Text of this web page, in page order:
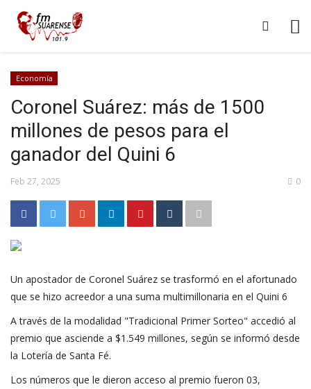
Economía
Coronel Suárez: más de 1500
millones de pesos para el
ganador del Quini 6
Feb 27, 2025 0
Un apostador de Coronel Suárez se trasformó en el afortunado
que se hizo acreedor a una suma multimillonaria en el Quini 6
A través de la modalidad "Tradicional Primer Sorteo" accedió al
premio que asciende a $1.549 millones, según se informó desde
la Lotería de Santa Fé.
Los números que le dieron acceso al premio fueron 03,